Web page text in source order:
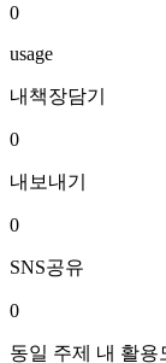
0
usage
내책장담기
0
내보내기
0
SNS공유
0
동일 주제 내 활용